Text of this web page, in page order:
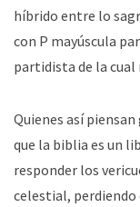
híbrido entre lo
con P mayúscula
partidista de la
Quienes así
que la biblia es un
responder los
celestial, perdiendo